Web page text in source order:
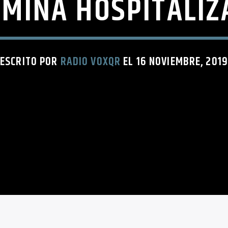
ESCRITO POR RADIO VOXQR EL 16 NOVIEMBRE, 2019